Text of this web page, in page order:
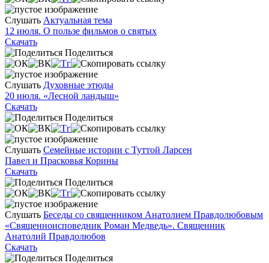
Слушать Актуальная тема
12 июля. О пользе фильмов о святых
Скачать
Поделиться
Слушать Духовные этюды
20 июля. «Лесной ландыш»
Скачать
Поделиться
Слушать Семейные истории с Туттой Ларсен
Павел и Прасковья Корины
Скачать
Поделиться
Слушать Беседы со священником Анатолием Правдолюбовым
«Священноисповедник Роман Медведь». Священник
Анатолий Правдолюбов
Скачать
Поделиться